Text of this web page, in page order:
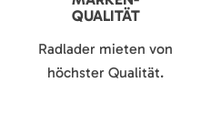
QUALITÄT
Radlader mieten von
höchster Qualität.